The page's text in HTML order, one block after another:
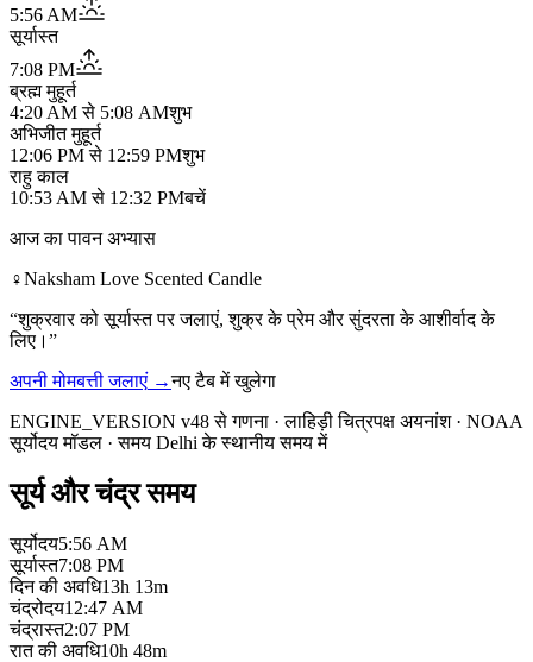
5:56 AM
सूर्यास्त
7:08 PM
ब्रह्म मुहूर्त
4:20 AM से 5:08 AMशुभ
अभिजीत मुहूर्त
12:06 PM से 12:59 PMशुभ
राहु काल
10:53 AM से 12:32 PMबचें
आज का पावन अभ्यास
♀Naksham Love Scented Candle
“शुक्रवार को सूर्यास्त पर जलाएं, शुक्र के प्रेम और सुंदरता के आशीर्वाद के
लिए। ”
अपनी मोमबत्ती जलाएं →नए टैब में खुलेगा
ENGINE_VERSION v48 से गणना ·लाहिड़ी चित्रपक्ष अयनांश· NOAA
सूर्योदय मॉडल ·समय Delhi के स्थानीय समय में
सूर्य और चंद्र समय
सूर्योदय5:56 AM
सूर्यास्त7:08 PM
दिन की अवधि13h 13m
चंद्रोदय12:47 AM
चंद्रास्त2:07 PM
रात की अवधि10h 48m